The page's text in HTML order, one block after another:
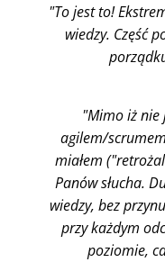
"To jest to!
wiedzy. Część
"Mimo iż nie
agilem/
miałem
Panów słucha.
wiedzy, bez
przy każdym
poziomie,